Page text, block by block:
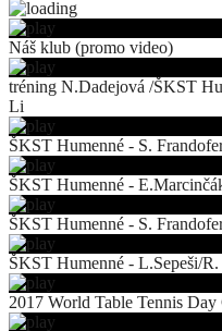
Náš klub (promo video)
tréning N.Dadejová /ŠKST
Li
ŠKST Humenné - S.
ŠKST Humenné -
ŠKST Humenné - S.
ŠKST Humenné - L.Sepeši/
2017 World Table Tennis Day